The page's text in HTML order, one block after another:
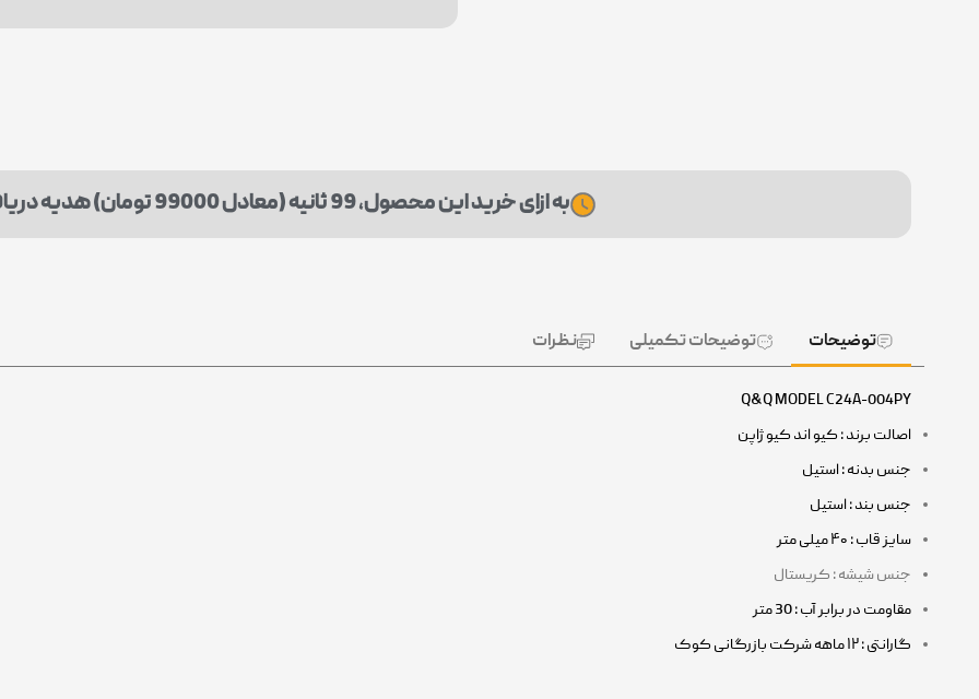
به ازای خرید این محصول، 99 ثانیه (معادل 99000 تومان) هدیه دریافت میکنید.
توضیحات توضیحات تکمیلی نظرات
Q&Q MODEL C24A-004PY
اصالت برند : کیو اند کیو ژاپن
جنس بدنه : استیل
جنس بند : استیل
سایز قاب : ۴۰ میلی متر
جنس شیشه : کریستال
مقاومت در برابر آب : 30 متر
گارانتی : ۱۲ ماهه شرکت بازرگانی کوک